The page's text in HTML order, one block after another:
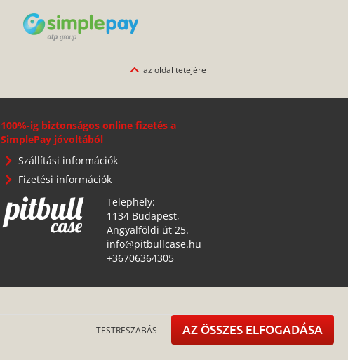
az oldal tetejére
100%-ig biztonságos online fizetés a
SimplePay jóvoltából
Szállítási információk
Fizetési információk
Telephely:
1134 Budapest,
Angyalföldi út 25.
info@pitbullcase.hu
+36706364305
TESTRESZABÁS AZ ÖSSZES ELFOGADÁSA